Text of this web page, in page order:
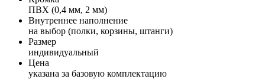
ПВХ (0,4 мм, 2 мм)
Внутреннее наполнение
на выбор (полки, корзины, штанги)
Размер
индивидуальный
Цена
указана за базовую комплектацию